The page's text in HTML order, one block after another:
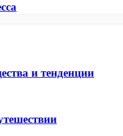
и тенденции